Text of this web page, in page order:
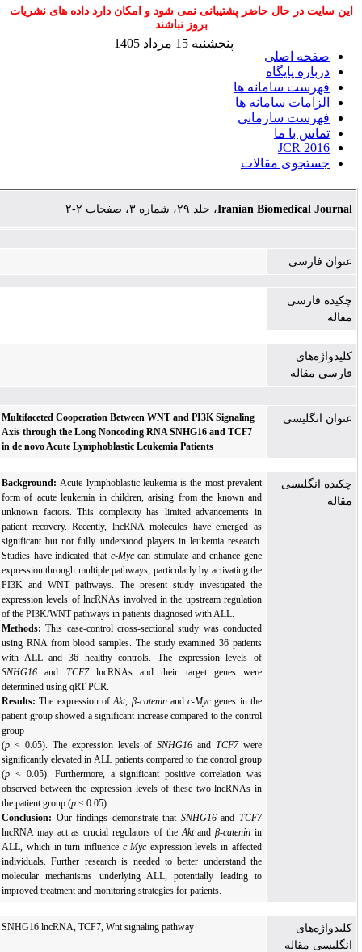
این سایت در حال حاضر پشتیبانی نمی شود و امکان دارد داده های نشریات
بروز نباشند
صفحه اصلی
درباره پایگاه
فهرست سامانه ها
الزامات سامانه ها
فهرست سازمانی
تماس با ما
JCR 2016
جستجوی مقالات
پنجشنبه 15 مرداد 1405
Iranian Biomedical Journal، جلد ۲۹، شماره ۳، صفحات ۲-۲
عنوان فارسی
چکیده فارسی
مقاله
کلیدواژه‌های
فارسی مقاله
عنوان انگلیسی
Multifaceted Cooperation Between WNT and PI3K Signaling
Axis through the Long Noncoding RNA SNHG16 and TCF7
in de novo Acute Lymphoblastic Leukemia Patients
چکیده انگلیسی
مقاله
Background:Acute lymphoblastic leukemia is the most prevalent
form of acute leukemia in children, arising from the known and
unknown factors. This complexity has limited advancements in
patient recovery. Recently, lncRNA molecules have emerged as
significant but not fully understood players in leukemia research.
Studies have indicated thatc-Myccan stimulate and enhance gene
expression through multiple pathways, particularly by activating the
PI3K and WNT pathways. The present study investigated the
expression levels of lncRNAs involved in the upstream regulation
of the PI3K/WNT pathways in patients diagnosed with ALL.
Methods:This case-control cross-sectional study was conducted
using RNA from blood samples. The study examined 36 patients
with ALL and 36 healthy controls. The expression levels of
SNHG16andTCF7lncRNAs and their target genes were
determined using qRT-PCR.
Results:The expression ofAkt,β-cateninandc-Mycgenes in the
patient group showed a significant increase compared to the control
group
p< 0.05). The expression levels ofSNHG16andTCF7were
significantly elevated in ALL patients compared to the control group
p< 0.05). Furthermore, a significant positive correlation was
observed between the expression levels of these two lncRNAs in
the patient group (p < 0.05).
Conclusion:Our findings demonstrate thatSNHG16andTCF7
lncRNA may act as crucial regulators of theAktandβ-catenin
ALL, which in turn influencec-Mycexpression levels in affected
individuals. Further research is needed to better understand the
molecular mechanisms underlying ALL, potentially leading to
improved treatment and monitoring strategies for patients.
کلیدواژه‌های
انگلیسی مقاله
SNHG16 lncRNA, TCF7, Wnt signaling pathway